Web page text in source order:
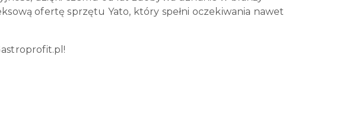
ofertę sprzętu Yato, który spełni oczekiwania nawet